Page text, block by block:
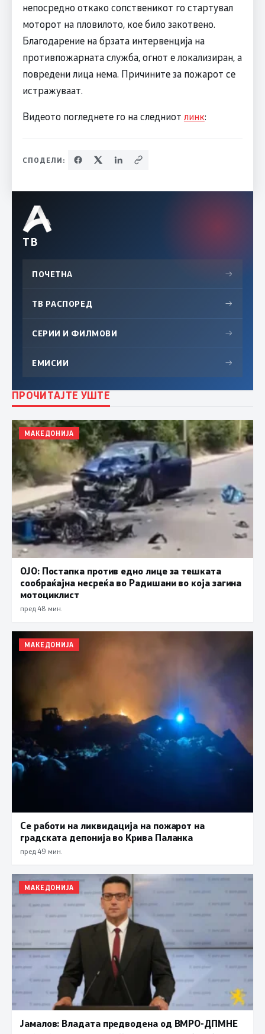
непосредно откако сопственикот го стартувал
моторот на пловилото, кое било закотвено.
Благодарение на брзата интервенција на
противпожарната служба, огнот е локализиран, а
повредени лица нема. Причините за пожарот се
истражуваат.
Видеото погледнете го на следниот линк:
СПОДЕЛИ:
ТВ
ПОЧЕТНА →
ТВ РАСПОРЕД →
СЕРИИ И ФИЛМОВИ →
ЕМИСИИ →
ПРОЧИТАЈТЕ УШТЕ
МАКЕДОНИЈА
ОЈО: Постапка против едно лице за тешката
сообраќајна несреќа во Радишани во која загина
мотоциклист
пред 48 мин.
МАКЕДОНИЈА
Се работи на ликвидација на пожарот на
градската депонија во Крива Паланка
пред 49 мин.
МАКЕДОНИЈА
Јамалов: Владата предводена од ВМРО-ДПМНЕ